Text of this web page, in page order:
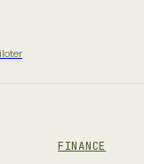
FINANCE